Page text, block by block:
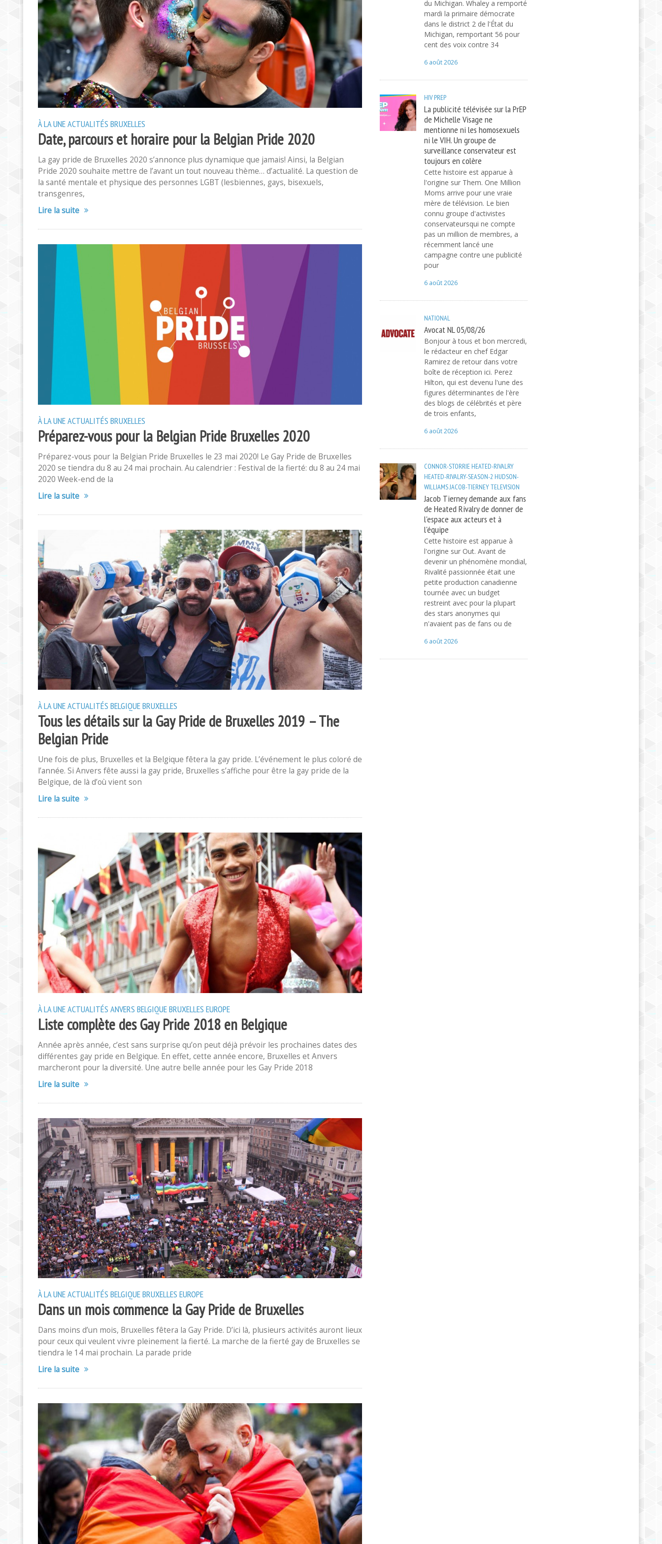
À LA UNEACTUALITÉS BRUXELLES
Date, parcours et horaire pour la Belgian Pride 2020
La gay pride de Bruxelles 2020 s’annonce plus dynamique que jamais! Ainsi, la Belgian
Pride 2020 souhaite mettre de l’avant un tout nouveau thème… d’actualité. La question de
la santé mentale et physique des personnes LGBT (lesbiennes, gays, bisexuels,
transgenres,
Lire la suite
À LA UNEACTUALITÉS BRUXELLES
Préparez-vous pour la Belgian Pride Bruxelles 2020
Préparez-vous pour la Belgian Pride Bruxelles le 23 mai 2020! Le Gay Pride de Bruxelles
2020 se tiendra du 8 au 24 mai prochain. Au calendrier : Festival de la fierté: du 8 au 24 mai
2020 Week-end de la
Lire la suite
À LA UNEACTUALITÉS BELGIQUEBRUXELLES
Tous les détails sur la Gay Pride de Bruxelles 2019 – The
Belgian Pride
Une fois de plus, Bruxelles et la Belgique fêtera la gay pride. L’événement le plus coloré de
l’année. Si Anvers fête aussi la gay pride, Bruxelles s’affiche pour être la gay pride de la
Belgique, de là d’où vient son
Lire la suite
À LA UNEACTUALITÉS ANVERS BELGIQUEBRUXELLES EUROPE
Liste complète des Gay Pride 2018 en Belgique
Année après année, c’est sans surprise qu’on peut déjà prévoir les prochaines dates des
différentes gay pride en Belgique. En effet, cette année encore, Bruxelles et Anvers
marcheront pour la diversité. Une autre belle année pour les Gay Pride 2018
Lire la suite
À LA UNEACTUALITÉS BELGIQUEBRUXELLES EUROPE
Dans un mois commence la Gay Pride de Bruxelles
Dans moins d’un mois, Bruxelles fêtera la Gay Pride. D’ici là, plusieurs activités auront lieux
pour ceux qui veulent vivre pleinement la fierté. La marche de la fierté gay de Bruxelles se
tiendra le 14 mai prochain. La parade pride
Lire la suite
du Michigan. Whaley a remporté
mardi la primaire démocrate
dans le district 2 de l'État du
Michigan, remportant 56 pour
cent des voix contre 34
6 août 2026
HIV PREP
La publicité télévisée sur la PrEP
de Michelle Visage ne
mentionne ni les homosexuels
ni le VIH. Un groupe de
surveillance conservateur est
toujours en colère
Cette histoire est apparue à
l'origine sur Them. One Million
Moms arrive pour une vraie
mère de télévision. Le bien
connu groupe d'activistes
conservateursqui ne compte
pas un million de membres, a
récemment lancé une
campagne contre une publicité
pour
6 août 2026
NATIONAL
Avocat NL 05/08/26
Bonjour à tous et bon mercredi,
le rédacteur en chef Edgar
Ramirez de retour dans votre
boîte de réception ici. Perez
Hilton, qui est devenu l'une des
figures déterminantes de l'ère
des blogs de célébrités et père
de trois enfants,
6 août 2026
CONNOR-STORRIE HEATED-RIVALRY
HEATED-RIVALRY-SEASON-2 HUDSON-
WILLIAMSJACOB-TIERNEYTELEVISION
Jacob Tierney demande aux fans
de Heated Rivalry de donner de
l'espace aux acteurs et à
l'équipe
Cette histoire est apparue à
l'origine sur Out. Avant de
devenir un phénomène mondial,
Rivalité passionnée était une
petite production canadienne
tournée avec un budget
restreint avec pour la plupart
des stars anonymes qui
n'avaient pas de fans ou de
6 août 2026